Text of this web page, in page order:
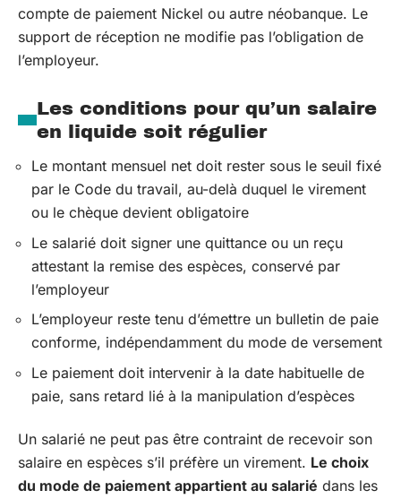
compte de paiement Nickel ou autre néobanque. Le
support de réception ne modifie pas l’obligation de
l’employeur.
Les conditions pour qu’un salaire
en liquide soit régulier
Le montant mensuel net doit rester sous le seuil fixé
par le Code du travail, au-delà duquel le virement
ou le chèque devient obligatoire
Le salarié doit signer une quittance ou un reçu
attestant la remise des espèces, conservé par
l’employeur
L’employeur reste tenu d’émettre un bulletin de paie
conforme, indépendamment du mode de versement
Le paiement doit intervenir à la date habituelle de
paie, sans retard lié à la manipulation d’espèces
Un salarié ne peut pas être contraint de recevoir son
salaire en espèces s’il préfère un virement. Le choix
du mode de paiement appartient au salarié dans les